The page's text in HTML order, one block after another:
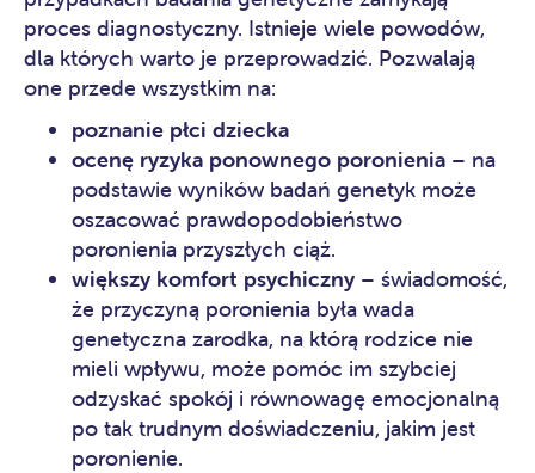
proces diagnostyczny. Istnieje wiele powodów,
dla których warto je przeprowadzić. Pozwalają
one przede wszystkim na:
poznanie płci dziecka
ocenę ryzyka ponownego poronienia – na
podstawie wyników badań genetyk może
oszacować prawdopodobieństwo
poronienia przyszłych ciąż.
większy komfort psychiczny – świadomość,
że przyczyną poronienia była wada
genetyczna zarodka, na którą rodzice nie
mieli wpływu, może pomóc im szybciej
odzyskać spokój i równowagę emocjonalną
po tak trudnym doświadczeniu, jakim jest
poronienie.